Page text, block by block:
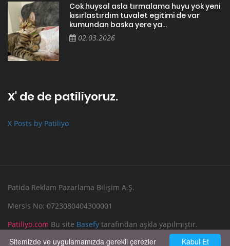
Cok huysal asla tırmalama huyu yok yeni
kısırlastırdım tuvalet egitimi de var
kumundan baska yere ya...
02.03.2026
X' de de patiliyoruz.
X Posts by Patiliyo
Patido Reklam Pazarlama Bilişim A.Ş.
Mersis No: 0723080404300001
Patiliyo.com Bu site Basefy tarafından aşkla yapılmıştır.
Reklam Verin
Bize Yazın
Kabul Et
Sitemizde ve uygulamamızda gerekli çerezler